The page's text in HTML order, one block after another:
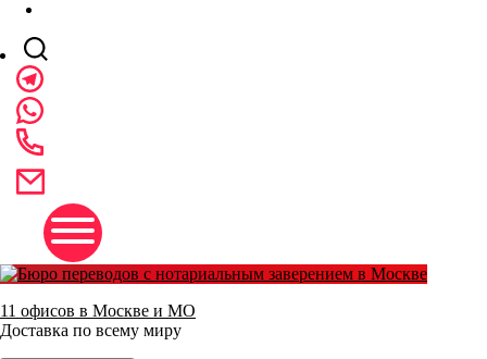
11 офисов в Москве и МО
Доставка по всему миру